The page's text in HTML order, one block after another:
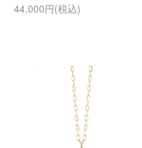
44,000円(税込)